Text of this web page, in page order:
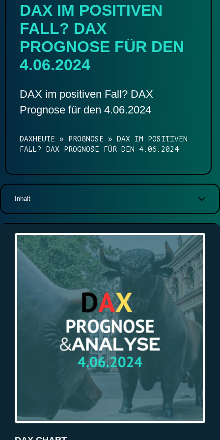
DAX IM POSITIVEN
FALL? DAX
PROGNOSE FÜR DEN
4.06.2024
DAX im positiven Fall? DAX
Prognose für den 4.06.2024
DAXHEUTE » PROGNOSE »
DAX IM POSITIVEN
FALL? DAX PROGNOSE FÜR DEN 4.06.2024
Inhalt
DAX Chart
DAX Prognose für heute, den 04.06.2024. DAX im positiven Fall?
Marktereignisse für die KW23/24
Technische Analyse
Über Traderpuls
Empfehle uns weiter!